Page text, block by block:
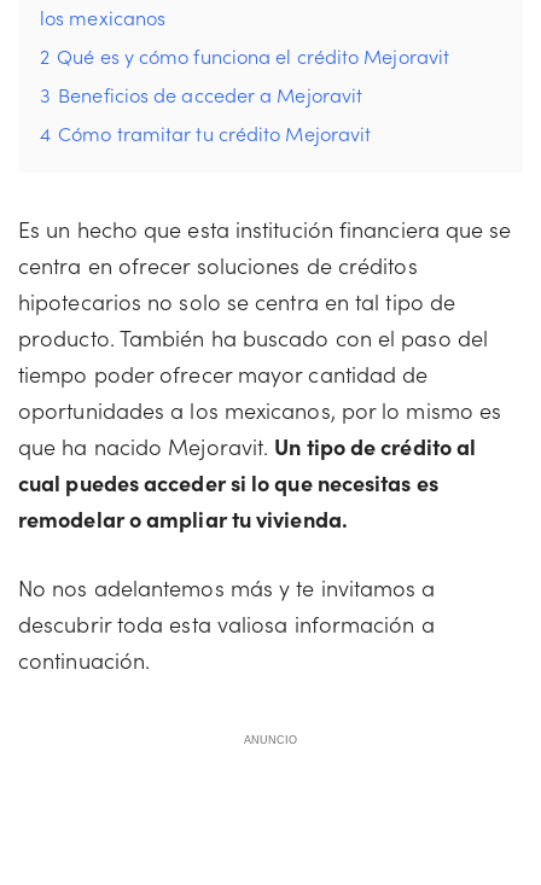
los mexicanos
2 Qué es y cómo funciona el crédito Mejoravit
3 Beneficios de acceder a Mejoravit
4 Cómo tramitar tu crédito Mejoravit
Es un hecho que esta institución financiera que se
centra en ofrecer soluciones de créditos
hipotecarios no solo se centra en tal tipo de
producto. También ha buscado con el paso del
tiempo poder ofrecer mayor cantidad de
oportunidades a los mexicanos, por lo mismo es
que ha nacido Mejoravit. Un tipo de crédito al
cual puedes acceder si lo que necesitas es
remodelar o ampliar tu vivienda.
No nos adelantemos más y te invitamos a
descubrir toda esta valiosa información a
continuación.
ANUNCIO